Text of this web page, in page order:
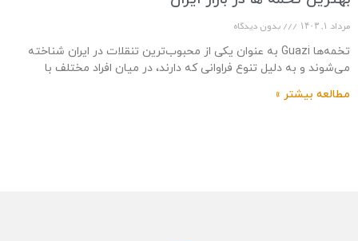
مرداد ۱, ۱۴۰۳ بدون دیدگاه
تخمه‌ها Guazi به عنوان یکی از محبوب‌ترین تنقلات در ایران شناخته
می‌شوند و به دلیل تنوع فراوانی که دارند، در میان افراد مختلف با
مطالعه بیشتر »